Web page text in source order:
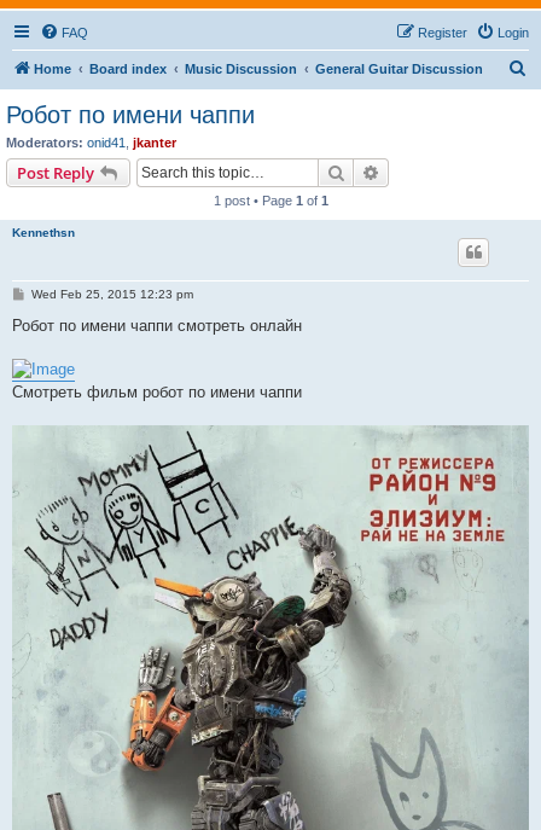
FAQ Login
Register
Home Board index Music Discussion General Guitar Discussion
Робот по имени чаппи
Moderators: onid41 jkanter
Post Reply Search
1 post • Page 1 of 1
Kennethsn
P
s
Wed Feb 25, 2015 12:23 pm
Робот по имени чаппи смотреть онлайн
Смотреть фильм робот по имени чаппи